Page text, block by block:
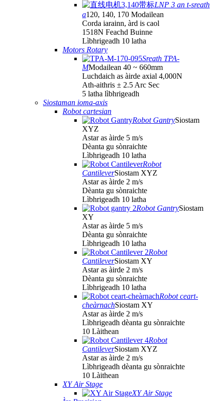
LNP 3 an t-sreath
a120, 140, 170 Modailean
Corda iarainn, àrd is caol
1518N Feachd Buinne
Lìbhrigeadh 10 latha
Motors Rotary
Sreath TPA-
MModailean 40 ~ 660mm
Luchdaich as àirde axial 4,000N
Ath-aithris ± 2.5 Arc Sec
5 latha lìbhrigeadh
Siostaman ioma-axis
Robot cartesian
Robot GantrySiostam
XYZ
Astar as àirde 5 m/s
Dèanta gu sònraichte
Lìbhrigeadh 10 latha
Robot
CantileverSiostam XYZ
Astar as àirde 2 m/s
Dèanta gu sònraichte
Lìbhrigeadh 10 latha
Robot GantrySiostam
XY
Astar as àirde 5 m/s
Dèanta gu sònraichte
Lìbhrigeadh 10 latha
Robot
CantileverSiostam XY
Astar as àirde 2 m/s
Dèanta gu sònraichte
Lìbhrigeadh 10 latha
Robot ceart-
cheàrnachSiostam XY
Astar as àirde 2 m/s
Lìbhrigeadh dèanta gu sònraichte
10 Làithean
Robot
CantileverSiostam XYZ
Astar as àirde 2 m/s
Lìbhrigeadh dèanta gu sònraichte
10 Làithean
XY Air Stage
XY Air Stage